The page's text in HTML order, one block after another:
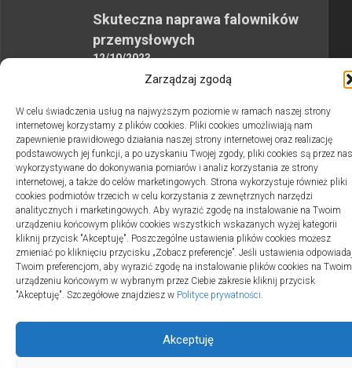
Zarządzaj zgodą
W celu świadczenia usług na najwyższym poziomie w ramach naszej strony
internetowej korzystamy z plików cookies. Pliki cookies umożliwiają nam
zapewnienie prawidłowego działania naszej strony internetowej oraz realizację
podstawowych jej funkcji, a po uzyskaniu Twojej zgody, pliki cookies są przez nas
wykorzystywane do dokonywania pomiarów i analiz korzystania ze strony
internetowej, a także do celów marketingowych. Strona wykorzystuje również pliki
cookies podmiotów trzecich w celu korzystania z zewnętrznych narzędzi
analitycznych i marketingowych. Aby wyrazić zgodę na instalowanie na Twoim
urządzeniu końcowym plików cookies wszystkich wskazanych wyżej kategorii
kliknij przycisk "Akceptuję". Poszczególne ustawienia plików cookies możesz
zmieniać po kliknięciu przycisku „Zobacz preferencje”. Jeśli ustawienia
Twoim preferencjom, aby wyrazić zgodę na instalowanie plików cookies na Twoim
urządzeniu końcowym w wybranym przez Ciebie zakresie kliknij przycisk
"Akceptuję". Szczegółowe znajdziesz w Polityce prywatności.
Akceptuję
Skuteczna naprawa falowników
przemysłowych
12/10/2023
2swiaty.pl © 2026. Wszelkie prawa zastrzeżone.